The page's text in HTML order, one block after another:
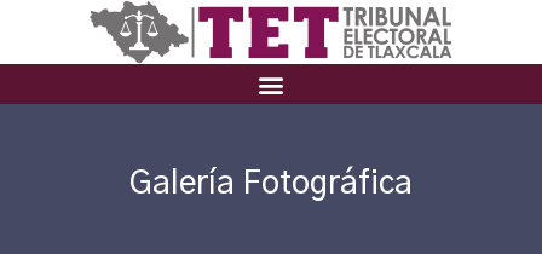
Galería Fotográfica